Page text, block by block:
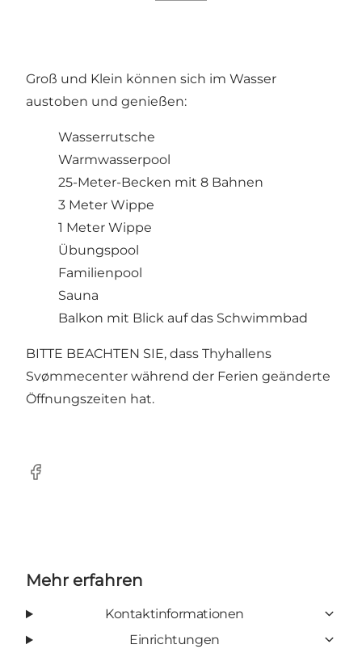
Groß und Klein können sich im Wasser
austoben und genießen:
Wasserrutsche
Warmwasserpool
25-Meter-Becken mit 8 Bahnen
3 Meter Wippe
1 Meter Wippe
Übungspool
Familienpool
Sauna
Balkon mit Blick auf das Schwimmbad
BITTE BEACHTEN SIE, dass Thyhallens
Svømmecenter während der Ferien geänderte
Öffnungszeiten hat.
Facebook
Mehr erfahren
Kontaktinformationen
Einrichtungen